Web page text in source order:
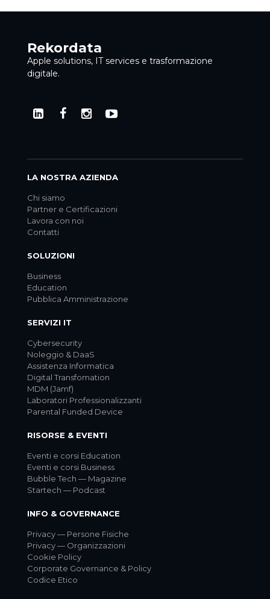
Rekordata
Apple solutions, IT services e trasformazione
digitale.
LA NOSTRA AZIENDA
Chi siamo
Partner e Certificazioni
Lavora con noi
Contatti
SOLUZIONI
Business
Education
Pubblica Amministrazione
SERVIZI IT
Cybersecurity
Noleggio & DaaS
Assistenza Informatica
Digital Transfomation
MDM (Jamf)
Laboratori Professionalizzanti
Parental Funded Device
RISORSE & EVENTI
Eventi e corsi Education
Eventi e corsi Business
Bubble Tech — Magazine
Startech — Podcast
INFO & GOVERNANCE
Privacy — Persone Fisiche
Privacy — Organizzazioni
Cookie Policy
Corporate Governance & Policy
Codice Etico